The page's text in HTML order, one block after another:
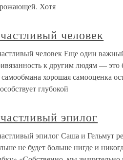
Хотя
человек
человек Еще один
к другим людям — это
самообмана хо­рошая самооценка
глубокой
эпилог
эпилог Саша и Гельмут
не будет больше нигде и